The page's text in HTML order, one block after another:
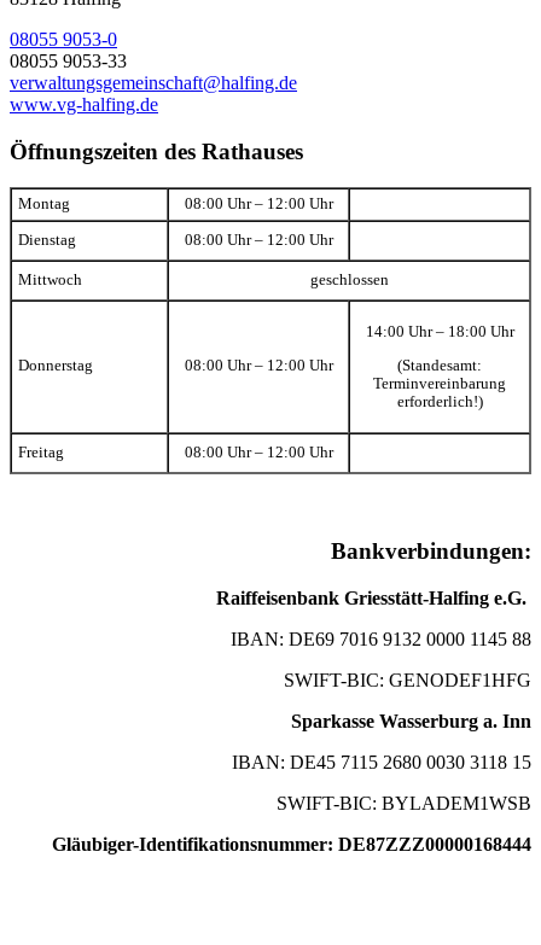
08055 9053-0
08055 9053-33
verwaltungsgemeinschaft@halfing.de
www.vg-halfing.de
Öffnungszeiten des Rathauses
Montag 08:00 Uhr – 12:00 Uhr
Dienstag 08:00 Uhr – 12:00 Uhr
Mittwoch geschlossen
Donnerstag 08:00 Uhr – 12:00 Uhr
14:00 Uhr – 18:00 Uhr
(Standesamt:
Terminvereinbarung
erforderlich!)
Freitag 08:00 Uhr – 12:00 Uhr
Bankverbindungen:
Raiffeisenbank Griesstätt-Halfing e.G.
IBAN: DE69 7016 9132 0000 1145 88
SWIFT-BIC: GENODEF1HFG
Sparkasse Wasserburg a. Inn
IBAN: DE45 7115 2680 0030 3118 15
SWIFT-BIC: BYLADEM1WSB
Gläubiger-Identifikationsnummer: DE87ZZZ00000168444